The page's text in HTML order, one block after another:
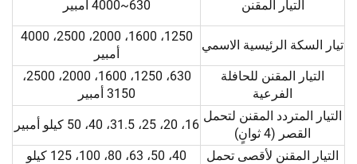
التيار المقنن 630~4000 أمبير
تيار السكة الرئيسية الاسمي
1250، 1600، 2000، 2500، 4000
أمبير
التيار المقنن للحافلة
الفرعية
630، 1250، 1600، 2000، 2500،
3150 أمبير
التيار المتردد المقنن لتحمل
القصر (4 ثوانٍ)
16، 20، 25، 31.5، 40، 50 كيلو أمبير
التيار المقنن لأقصى تحمل
40، 50، 63، 80، 100، 125 كيلو